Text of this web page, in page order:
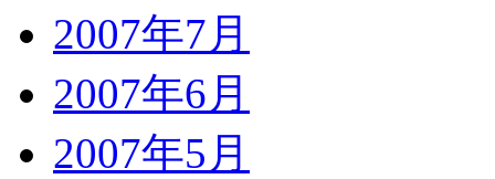
2007年7月
2007年6月
2007年5月